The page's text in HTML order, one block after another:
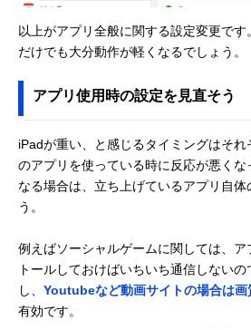
以上がアプリ全般に関する設定変更で
だけでも大分動作が軽くなるでしょう。
アプリ使用時の設定を見直そう
iPadが重い、と感じるタイミングはそ
のアプリを使っている時に反応が悪くな
なる場合は、立ち上げているアプリ自体
う。
例えばソーシャルゲームに関しては、ア
トールしておけばいちいち通信しない
し、 Youtubeなど動画サイトの場合は画
有効です。